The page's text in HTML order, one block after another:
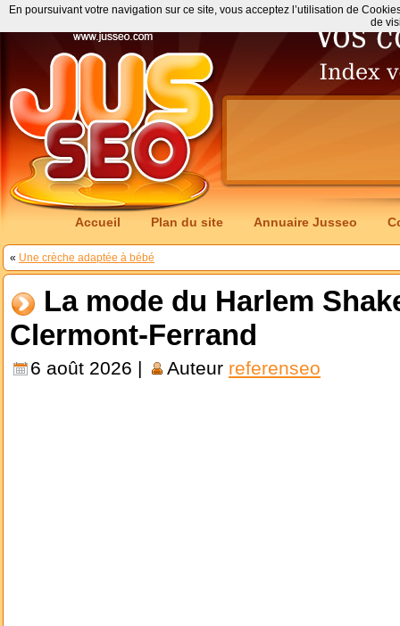
Accueil Plan du site Annuaire Jusseo
« Une crèche adaptée à bébé
La mode du Harlem
Clermont-Ferrand
6 août 2026 | Auteur referenseo
En poursuivant votre navigation sur ce site, vous acceptez l’utilisation de
de